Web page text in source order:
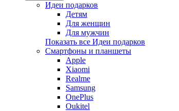
Идеи подарков
Детям
Для женщин
Для мужчин
Показать все Идеи подарков
Смартфоны и планшеты
Apple
Xiaomi
Realme
Samsung
OnePlus
Oukitel